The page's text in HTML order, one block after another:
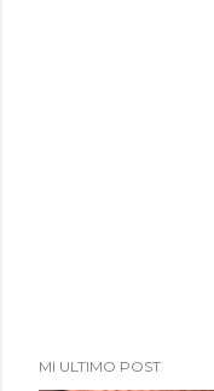
MI ULTIMO POST